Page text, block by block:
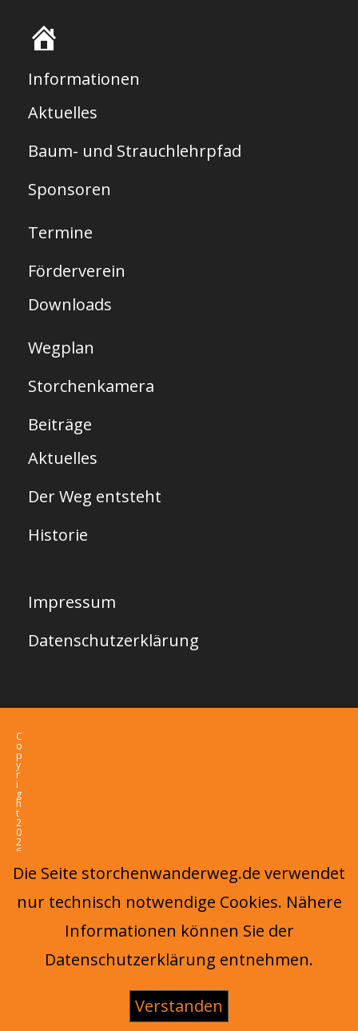
r
t
s
i
t
e
Informationen
Aktuelles
Baum- und Strauchlehrpfad
Sponsoren
Termine
Förderverein
Downloads
Wegplan
Storchenkamera
Beiträge
Aktuelles
Der Weg entsteht
Historie
Impressum
Datenschutzerklärung
C
o
p
y
r
i
g
h
t
2
0
2
6
O
c
a
n
Die Seite storchenwanderweg.de verwendet
nur technisch notwendige Cookies. Nähere
Informationen können Sie der
Datenschutzerklärung entnehmen.
Verstanden